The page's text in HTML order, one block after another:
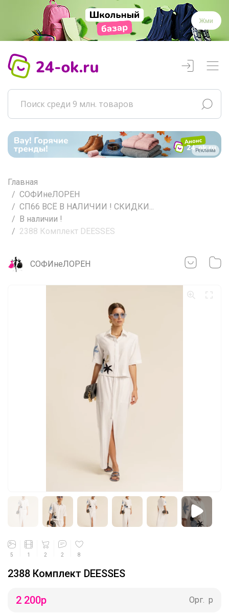
Жми
Реклама
Главная
СОФИнеЛОРЕН
СП66 ВСЁ В НАЛИЧИИ ! СКИДКИ...
В наличии !
2388 Комплект DEESSES
СОФИнеЛОРЕН
5 1 2 2 8
2388 Комплект DEESSES
2 200р Орг. р